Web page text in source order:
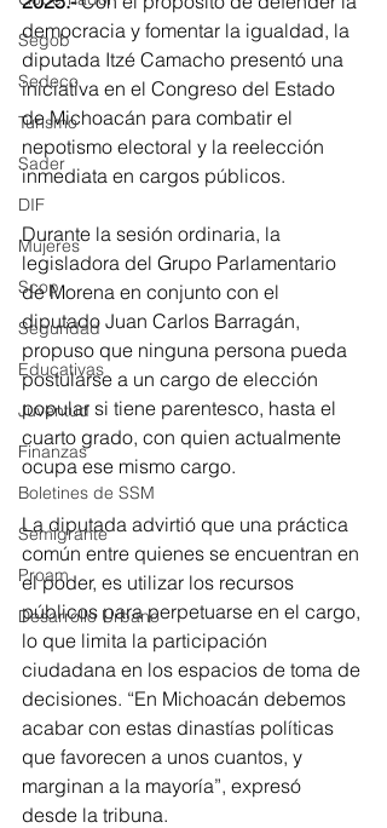
Segob
Sedeco
Turismo
Sader
DIF
Mujeres
Scop
Seguridad
Educativas
Juventud
Finanzas
Boletines de SSM
Semigrante
Proam
Desarrollo Urbano
democracia y fomentar la igualdad, la
diputada Itzé Camacho presentó una
iniciativa en el Congreso del Estado
de Michoacán para combatir el
nepotismo electoral y la reelección
inmediata en cargos públicos.
Durante la sesión ordinaria, la
legisladora del Grupo Parlamentario
de Morena en conjunto con el
diputado Juan Carlos Barragán,
propuso que ninguna persona pueda
postularse a un cargo de elección
popular si tiene parentesco, hasta el
cuarto grado, con quien actualmente
ocupa ese mismo cargo.
La diputada advirtió que una práctica
común entre quienes se encuentran en
el poder, es utilizar los recursos
públicos para perpetuarse en el cargo,
lo que limita la participación
ciudadana en los espacios de toma de
decisiones. “En Michoacán debemos
acabar con estas dinastías políticas
que favorecen a unos cuantos, y
marginan a la mayoría”, expresó
desde la tribuna.